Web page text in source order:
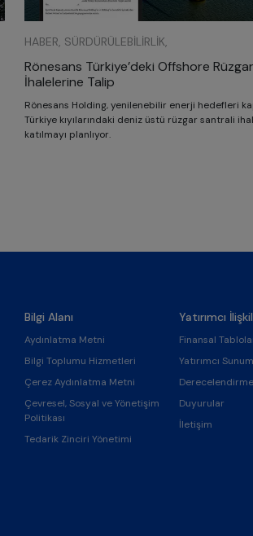
HABER, SÜRDÜRÜLEBILIRLIK,
Rönesans Türkiye’deki Offshore
İhalelerine Talip
Rönesans Holding, yenilenebilir enerji hedefleri
Türkiye kıyılarındaki deniz üstü rüzgar santrali
katılmayı planlıyor.
Bilgi Alanı
Aydınlatma Metni
Bilgi Toplumu Hizmetleri
Çerez Aydınlatma Metni
Çevresel, Sosyal ve Yönetişim
Politikası
Tedarik Zinciri Yönetimi
Yatırımcı
Finansal
Yatırımcı
Duyurular
İletişim